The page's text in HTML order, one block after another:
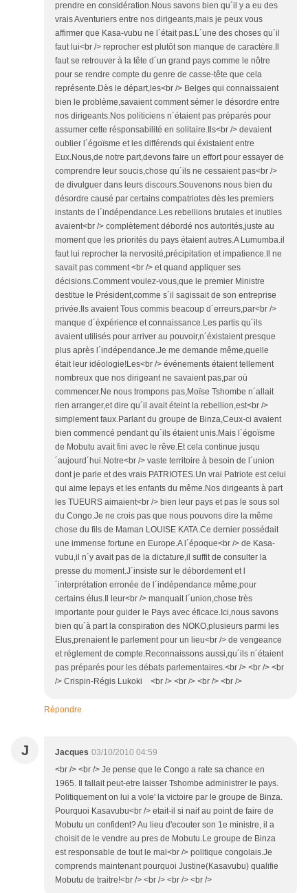
prendre en considération.Nous savons bien qu´il y a eu des
vrais Aventuriers entre nos dirigeants,mais je peux vous
affirmer que Kasa-vubu ne l´était pas.L´une des choses qu´il
faut lui<br /> reprocher est plutôt son manque de caractère.Il
faut se retrouver à la tête d´un grand pays comme le nôtre
pour se rendre compte du genre de casse-tête que cela
représente.Dès le départ,les<br /> Belges qui connaissaient
bien le problème,savaient comment sémer le désordre entre
nos dirigeants.Nos politiciens n´étaient pas préparés pour
assumer cette résponsabilité en solitaire.Ils<br /> devaient
oublier l´égoïsme et les différends qui éxistaient entre
Eux.Nous,de notre part,devons faire un effort pour essayer de
comprendre leur soucis,chose qu´ils ne cessaient pas<br />
de divulguer dans leurs discours.Souvenons nous bien du
désordre causé par certains compatriotes dès les premiers
instants de l´indépendance.Les rebellions brutales et inutiles
avaient<br /> complètement débordé nos autorités,juste au
moment que les priorités du pays étaient autres.A Lumumba.il
faut lui reprocher la nervosité,précipitation et impatience.Il ne
savait pas comment <br /> et quand appliquer ses
décisions.Comment voulez-vous,que le premier Ministre
destitue le Président,comme s´il sagissait de son entreprise
privée.Ils avaient Tous commis beacoup d´erreurs,par<br />
manque d´éxpérience et connaissance.Les partis qu´ils
avaient utilisés pour arriver au pouvoir,n´éxistaient presque
plus après l´indépendance.Je me demande même,quelle
était leur idéologie!Les<br /> événements étaient tellement
nombreux que nos dirigeant ne savaient pas,par où
commencer.Ne nous trompons pas,Moïse Tshombe n´allait
rien arranger,et dire qu´il avait éteint la rebellion,est<br />
simplement faux.Parlant du groupe de Binza,Ceux-ci avaient
bien commencé pendant qu´ils étaient unis.Mais l´égoïsme
de Mobutu avait fini avec le rêve.Et cela continue jusqu
´aujourd´hui.Notre<br /> vaste territoire à besoin de l´union
dont je parle et des vrais PATRIOTES.Un vrai Patriote est celui
qui aime lepays et les enfants du même.Nos dirigeants à part
les TUEURS aimaient<br /> bien leur pays et pas le sous sol
du Congo.Je ne crois pas que nous pouvons dire la même
chose du fils de Maman LOUISE KATA.Ce dernier possédait
une immense fortune en Europe.A l´époque<br /> de Kasa-
vubu,il n´y avait pas de la dictature,il suffit de consulter la
presse du moment.J´insiste sur le débordement et l
´interprétation erronée de l´indépendance même,pour
certains élus.Il leur<br /> manquait l´union,chose très
importante pour guider le Pays avec éficace.Ici,nous savons
bien qu´à part la conspiration des NOKO,plusieurs parmi les
Elus,prenaient le parlement pour un lieu<br /> de vengeance
et réglement de compte.Reconnaissons aussi,qu´ils n´étaient
pas préparés pour les débats parlementaires.<br /> <br /> <br
/> Crispin-Régis Lukoki <br /> <br /> <br /> <br />
Répondre
J Jacques 03/10/2010 04:59
<br /> <br /> Je pense que le Congo a rate sa chance en
1965. Il fallait peut-etre laisser Tshombe administrer le pays.
Politiquement on lui a vole' la victoire par le groupe de Binza.
Pourquoi Kasavubu<br /> etait-il si naif au point de faire de
Mobutu un confident? Au lieu d'ecouter son 1e ministre, il a
choisit de le vendre au pres de Mobutu.Le groupe de Binza
est responsable de tout le mal<br /> politique congolais.Je
comprends maintenant pourquoi Justine(Kasavubu) qualifie
Mobutu de traitre!<br /> <br /> <br /> <br />